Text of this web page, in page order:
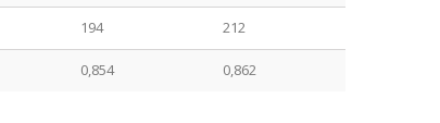
194 212
0,854 0,862